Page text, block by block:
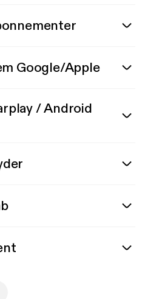
Google/Apple
/ Android